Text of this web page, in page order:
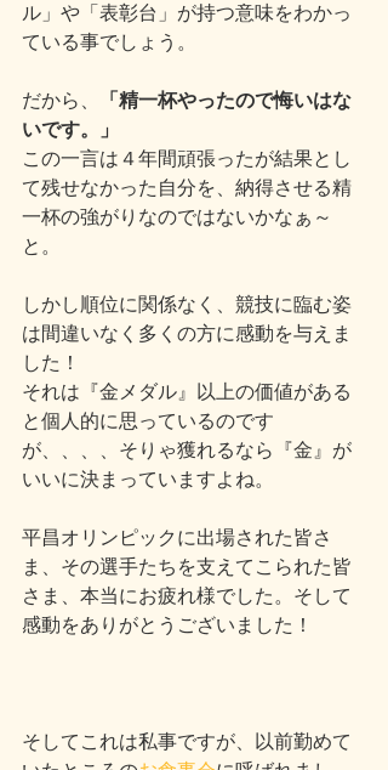
ル」や「表彰台」が持つ意味をわかっ
ている事でしょう。
だから、
「精一杯やったので悔いはな
いです。」
この一言は４年間頑張ったが結果とし
て残せなかった自分を、納得させる精
一杯の強がりなのではないかなぁ～
と。
しかし順位に関係なく、競技に臨む姿
は間違いなく多くの方に感動を与えま
した！
それは『金メダル』以上の価値がある
と個人的に思っているのです
が、、、、そりゃ獲れるなら『金』が
いいに決まっていますよね。
平昌オリンピックに出場された皆さ
ま、その選手たちを支えてこられた皆
さま、本当にお疲れ様でした。そして
感動をありがとうございました！
そしてこれは私事ですが、以前勤めて